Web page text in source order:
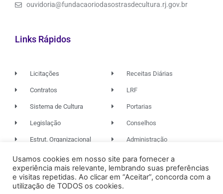
ouvidoria@fundacaoriodasostrasdecultura.rj.gov.br
Links Rápidos
Licitações
Contratos
Sistema de Cultura
Legislação
Estrut. Organizacional
Receitas Diárias
LRF
Portarias
Conselhos
Administração
© 2026. TODOS OS DIREITOS RESERVADOS.
Usamos cookies em nosso site para fornecer a
experiência mais relevante, lembrando suas preferências
e visitas repetidas. Ao clicar em “Aceitar”, concorda com a
utilização de TODOS os cookies.